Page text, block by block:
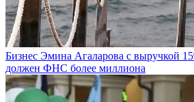
Бизнес Эмина Агаларова с выручкой
должен ФНС более миллиона